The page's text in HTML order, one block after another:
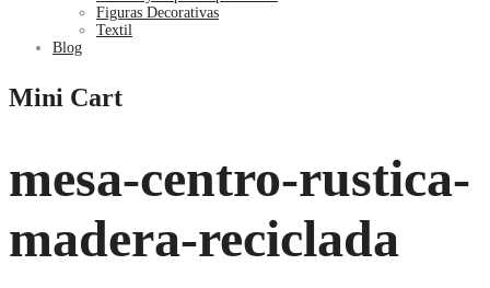
Figuras Decorativas
Textil
Blog
Mini Cart
mesa-centro-rustica-
madera-reciclada